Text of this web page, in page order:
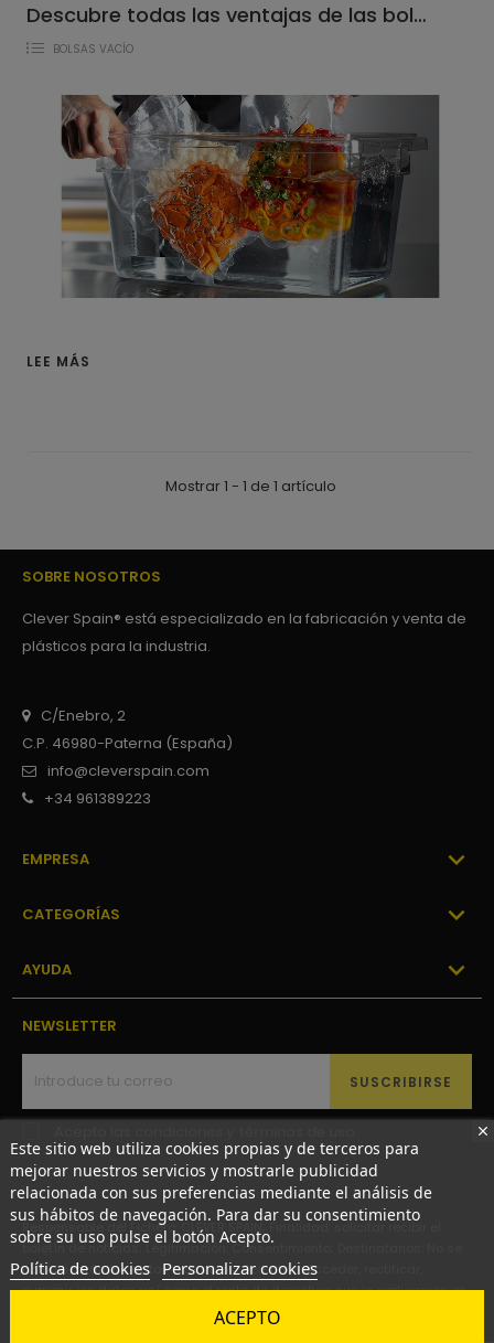
Descubre todas las ventajas de las bolsas de vacío para cocción
BOLSAS VACÍO
LEE MÁS
Mostrar 1 - 1 de 1 artículo
SOBRE NOSOTROS
Clever Spain® está especializado en la fabricación y venta de
plásticos para la industria.
C/Enebro, 2
C.P. 46980-Paterna (España)
info@cleverspain.com
+34 961389223
EMPRESA 
CATEGORÍAS 
AYUDA 
NEWSLETTER
SUSCRIBIRSE
Responsable del Fichero: CLEVER SPAIN; Finalidad: solicitar recibir el
boletín de noticias; Legitimación: Consentimiento; Destinatarios: No se
comunicarán los datos a terceros; Derechos: Acceder, rectificar,
suprimir los datos así como el resto de derechos que le explicamos en
Este sitio web utiliza cookies propias y de terceros para
mejorar nuestros servicios y mostrarle publicidad
relacionada con sus preferencias mediante el análisis de
sus hábitos de navegación. Para dar su consentimiento
sobre su uso pulse el botón Acepto.
Política de cookies Personalizar cookies
ACEPTO